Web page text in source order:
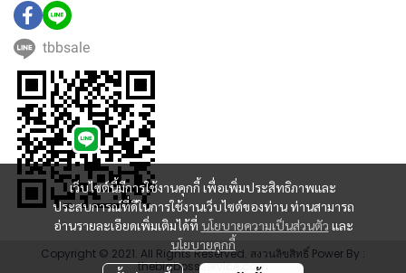
เว็บไซต์นี้มีการใช้งานคุกกี้ เพื่อเพิ่มประสิทธิภาพและ
ประสบการณ์ที่ดีในการใช้งานเว็บไซต์ของท่าน ท่านสามารถ
อ่านรายละเอียดเพิ่มเติมได้ที่ นโยบายความเป็นส่วนตัว และ
นโยบายคุกกี้
tbbsale
Copyright © 2021. All Rights Reserved. สงวนลิขสิทธิ์ Power By :
thebigbossservice.com